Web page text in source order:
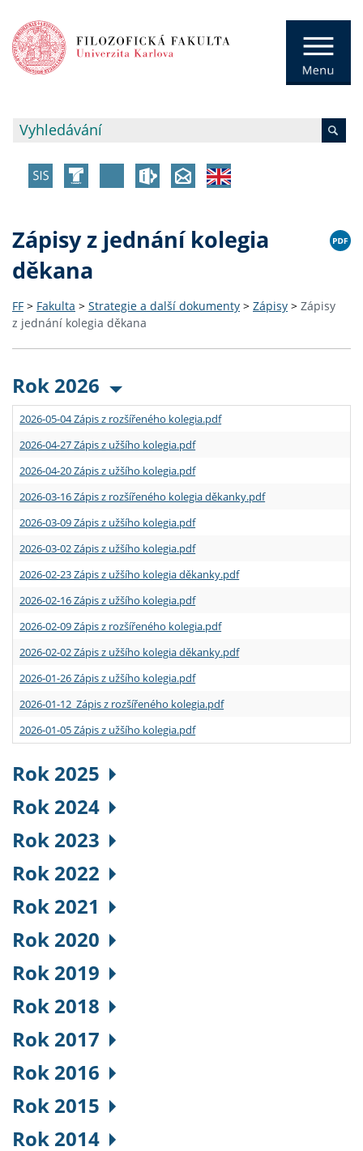
Zápisy z jednání kolegia
děkana
FF > Fakulta > Strategie a další dokumenty > Zápisy > Zápisy
z jednání kolegia děkana
Rok 2026
2026-05-04 Zápis z rozšířeného kolegia.pdf
2026-04-27 Zápis z užšího kolegia.pdf
2026-04-20 Zápis z užšího kolegia.pdf
2026-03-16 Zápis z rozšířeného kolegia děkanky.pdf
2026-03-09 Zápis z užšího kolegia.pdf
2026-03-02 Zápis z užšího kolegia.pdf
2026-02-23 Zápis z užšího kolegia děkanky.pdf
2026-02-16 Zápis z užšího kolegia.pdf
2026-02-09 Zápis z rozšířeného kolegia.pdf
2026-02-02 Zápis z užšího kolegia děkanky.pdf
2026-01-26 Zápis z užšího kolegia.pdf
2026-01-12 Zápis z rozšířeného kolegia.pdf
2026-01-05 Zápis z užšího kolegia.pdf
Rok 2025
Rok 2024
Rok 2023
Rok 2022
Rok 2021
Rok 2020
Rok 2019
Rok 2018
Rok 2017
Rok 2016
Rok 2015
Rok 2014